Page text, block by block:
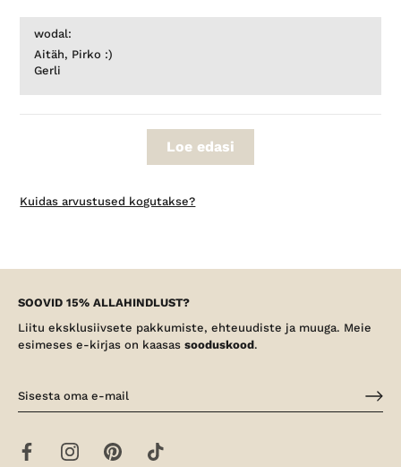
wodal:
Aitäh, Pirko :)
Gerli
Loe edasi
Kuidas arvustused kogutakse?
SOOVID 15% ALLAHINDLUST?
Liitu eksklusiivsete pakkumiste, ehteuudiste ja muuga. Meie
esimeses e-kirjas on kaasas sooduskood.